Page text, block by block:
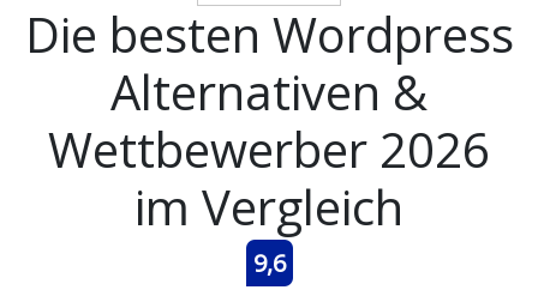
Die besten Wordpress
Alternativen &
Wettbewerber 2026
im Vergleich
9,6